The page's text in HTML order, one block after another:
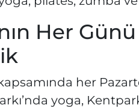
Her
her
yoga,